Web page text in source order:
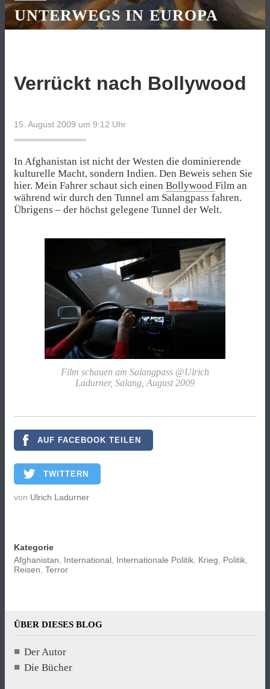
UNTERWEGS IN EUROPA
Verrückt nach Bollywood
15. August 2009 um 9:12 Uhr
In Afghanistan ist nicht der Westen die dominierende
kulturelle Macht, sondern Indien. Den Beweis sehen Sie
hier. Mein Fahrer schaut sich einen Bollywood Film an
während wir durch den Tunnel am Salangpass fahren.
Übrigens – der höchst gelegene Tunnel der Welt.
Film schauen am Salangpass @Ulrich
Ladurner, Salang, August 2009
AUF FACEBOOK TEILEN
TWITTERN
von Ulrich Ladurner
Kategorie
Afghanistan
International Internationale Politik Krieg Politik
Reisen Terror
ÜBER DIESES BLOG
Der Autor
Die Bücher